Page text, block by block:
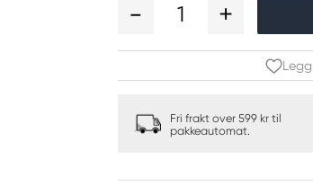
1
Fri frakt over 599 kr til
pakkeautomat.